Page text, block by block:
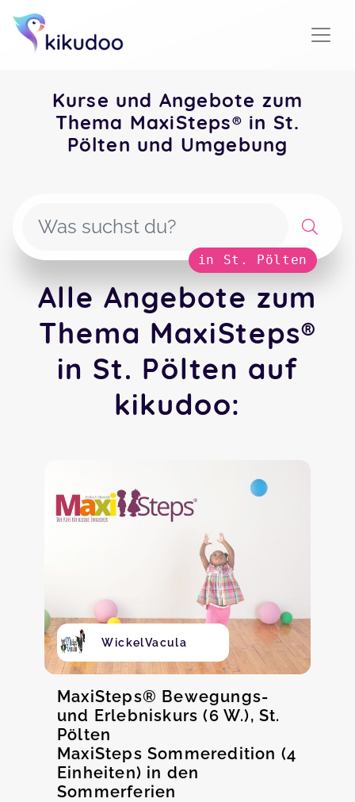
Kurse und Angebote zum
Thema MaxiSteps® in St.
Pölten und Umgebung
in St. Pölten
Alle Angebote zum
Thema MaxiSteps®
in St. Pölten auf
kikudoo:
WickelVacula
MaxiSteps® Bewegungs-
und Erlebniskurs (6 W.), St.
Pölten
MaxiSteps Sommeredition (4
Einheiten) in den
Sommerferien